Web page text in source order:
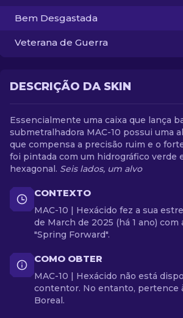
Bem Desgastada
Veterana de Guerra
DESCRIÇÃO DA SKIN
Essencialmente uma caixa que lança
submetralhadora MAC-10 possui uma
que compensa a precisão ruim e o
foi pintada com um hidrográfico verde
hexagonal. Seis lados, um alvo
CONTEXTO
MAC-10 | Hexácido fez a sua
de March de 2025 (há 1 ano) com
"Spring Forward".
COMO OBTER
MAC-10 | Hexácido não está
contentor. No entanto, pertence
Boreal.